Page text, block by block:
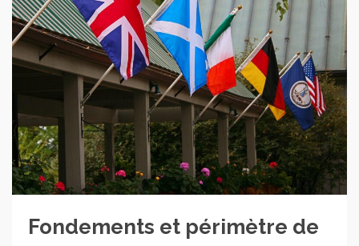
Fondements et périmètre de